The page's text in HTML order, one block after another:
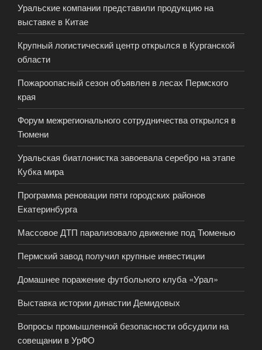
Уральские компании представили продукцию на
выставке в Китае
Крупный логистический центр открылся в Курганской
области
Пожароопасный сезон объявлен в лесах Пермского
края
Форум межрегионального сотрудничества открылся в
Тюмени
Уральская биатлонистка завоевала серебро на этапе
Кубка мира
Программа реновации пяти городских районов
Екатеринбурга
Массовое ДТП парализовало движение под Тюменью
Пермский завод получил крупные инвестиции
Домашнее поражение футбольного клуба «Урал»
Выставка истории династии Демидовых
Вопросы промышленной безопасности обсудили на
совещании в УрФО